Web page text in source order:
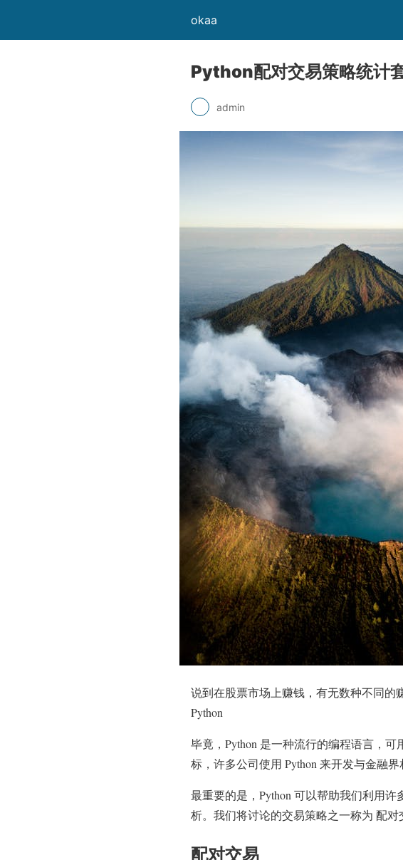
okaa
Python配对交易策略统计
admin
说到在股票市场上赚钱，有无数种不同的
Python
毕竟，Python 是一种流行的编程语言，
标，许多公司使用 Python 来开发与金融
最重要的是，Python 可以帮助我们利用
析。我们将讨论的交易策略之一称为 配对
配对交易